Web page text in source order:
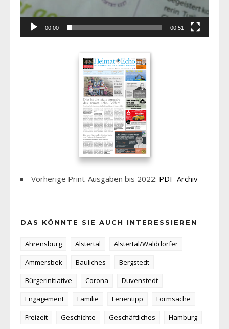
00:00 00:51
Vorherige Print-Ausgaben bis 2022: PDF-Archiv
DAS KÖNNTE SIE AUCH INTERESSIEREN
Ahrensburg Alstertal
Alstertal/Walddörfer
Ammersbek
Bauliches
Bergstedt
Bürgerinitiative
Corona
Duvenstedt
Engagement
Familie Ferientipp
Formsache
Freizeit
Geschichte Geschäftliches
Hamburg